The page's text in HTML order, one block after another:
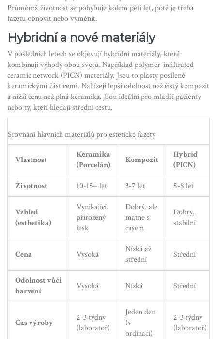
Průměrná životnost se pohybuje kolem pěti let, poté je třeba
fazetu obnovit nebo vyměnit.
Hybridní a nové materiály
V posledních letech se objevují hybridní materiály, které
kombinují výhody obou světů. Napříkladpolymer-infiltrated
ceramic network (PICN) materiály. Jsou to plasty posílené
keramickými částicemi. Nabízejí lepší odolnost než čistý kompozit
a nižší cenu než plná keramika. Jsou ideální pro mladší pacienty
nebo ty, kteří hledají střední cestu.
Srovnání hlavních materiálů pro estetické fazety
Vlastnost
Keramika
(Porcelán)
Kompozit
Hybrid
(PICN)
Životnost 10-15+ let 3-7 let 5-8 let
Vzhled
(esthetika)
Vynikající,
přirozený
lesk
Dobrý, ale
matne s
časem
Dobrý,
stabilní
Cena Vysoká
Nízká až
střední
Střední
Odolnost vůči
barvení
Vysoká Nízká Střední
Čas výroby
2-3 týdny
(laboratoř)
Jeden den
(v
ordinaci)
2-3 týdny
(laboratoř)